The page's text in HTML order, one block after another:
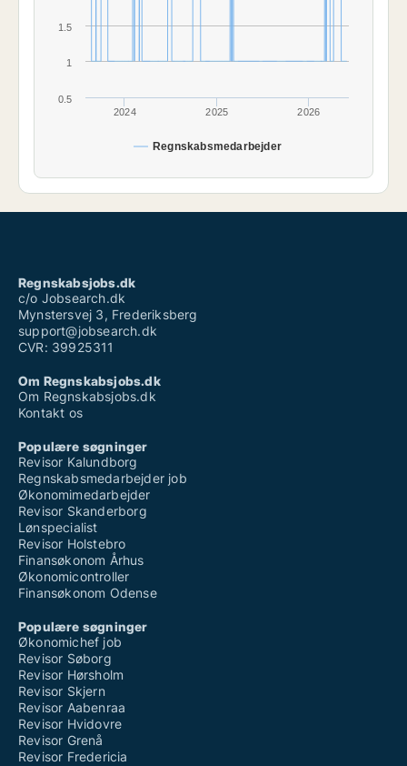
Regnskabsmedarbejder
2024 2025 2026
0.5
1
1.5
Regnskabsjobs.dk
c/o Jobsearch.dk
Mynstersvej 3, Frederiksberg
support@jobsearch.dk
CVR: 39925311
Om Regnskabsjobs.dk
Om Regnskabsjobs.dk
Kontakt os
Populære søgninger
Revisor Kalundborg
Regnskabsmedarbejder job
Økonomimedarbejder
Revisor Skanderborg
Lønspecialist
Revisor Holstebro
Finansøkonom Århus
Økonomicontroller
Finansøkonom Odense
Populære søgninger
Økonomichef job
Revisor Søborg
Revisor Hørsholm
Revisor Skjern
Revisor Aabenraa
Revisor Hvidovre
Revisor Grenå
Revisor Fredericia